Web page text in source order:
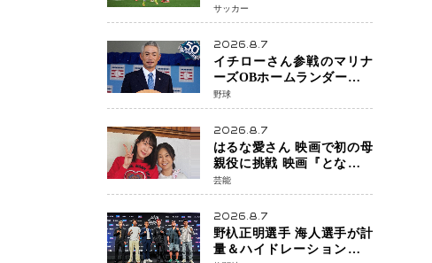
スポル加入 世界サッカーは
「五大リーグ一強」から新
時代へ
サッカー
2026.8.7
イチローさん参戦のマリナ
ーズOBホームランダービー
が無料生配信 北米ならで
はの“魅せる興行”に世界が
注目
野球
2026.8.7
はるな愛さん 映画で初の母
親役に挑戦 映画『となりの
とらんす少女ちゃん』11月7
日公開 未来の自分との対話
を描く注目作
芸能
2026.8.7
野杁正明選手 海人選手が計
量＆ハイドレーションテス